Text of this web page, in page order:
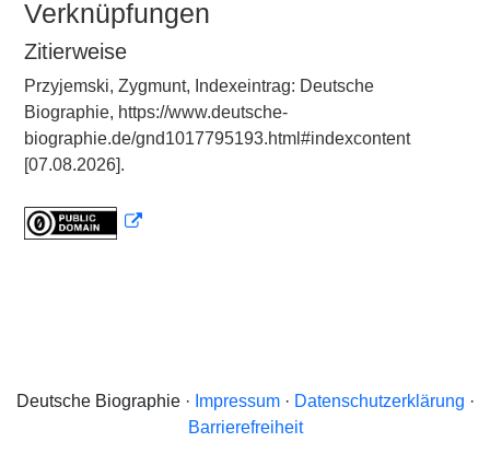
Verknüpfungen
Zitierweise
Przyjemski, Zygmunt, Indexeintrag: Deutsche
Biographie, https://www.deutsche-
biographie.de/gnd1017795193.html#indexcontent
[07.08.2026].
Deutsche Biographie · Impressum· Datenschutzerklärung ·
Barrierefreiheit